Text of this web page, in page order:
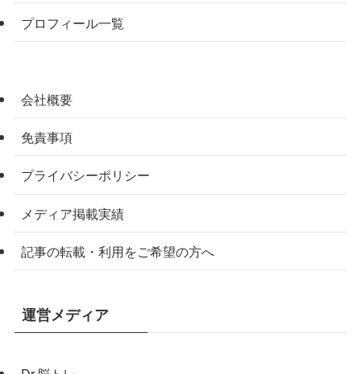
プロフィール一覧
会社概要
免責事項
プライバシーポリシー
メディア掲載実績
記事の転載・利用をご希望の方へ
運営メディア